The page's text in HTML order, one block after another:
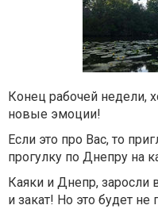
Конец рабочей недели,
новые эмоции!
Если это про Вас, то
прогулку по Днепру на
Каяки и Днепр, заросли
и закат! Но это будет не